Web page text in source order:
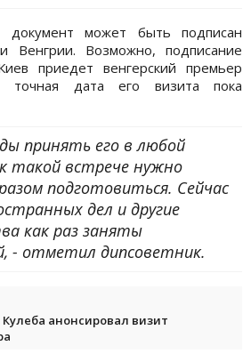
может быть подписан
Венгрии. Возможно, подписание
приедет венгерский премьер
дата его визита пока
принять его в любой
такой встрече нужно
подготовиться. Сейчас
дел и другие
как раз заняты
- отметил дипсоветник.
анонсировал визит